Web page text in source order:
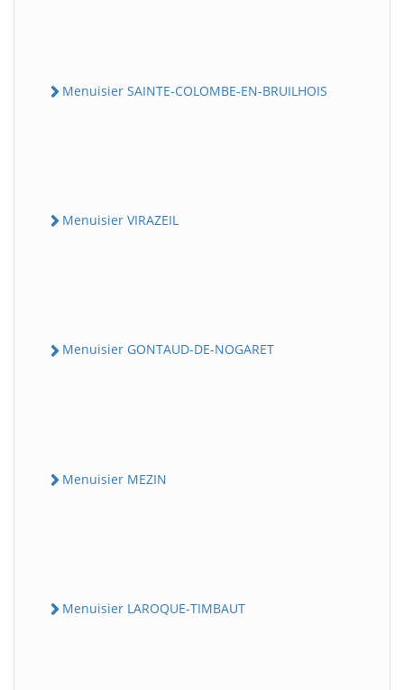
Menuisier SAINTE-COLOMBE-EN-BRUILHOIS
Menuisier VIRAZEIL
Menuisier GONTAUD-DE-NOGARET
Menuisier MEZIN
Menuisier LAROQUE-TIMBAUT